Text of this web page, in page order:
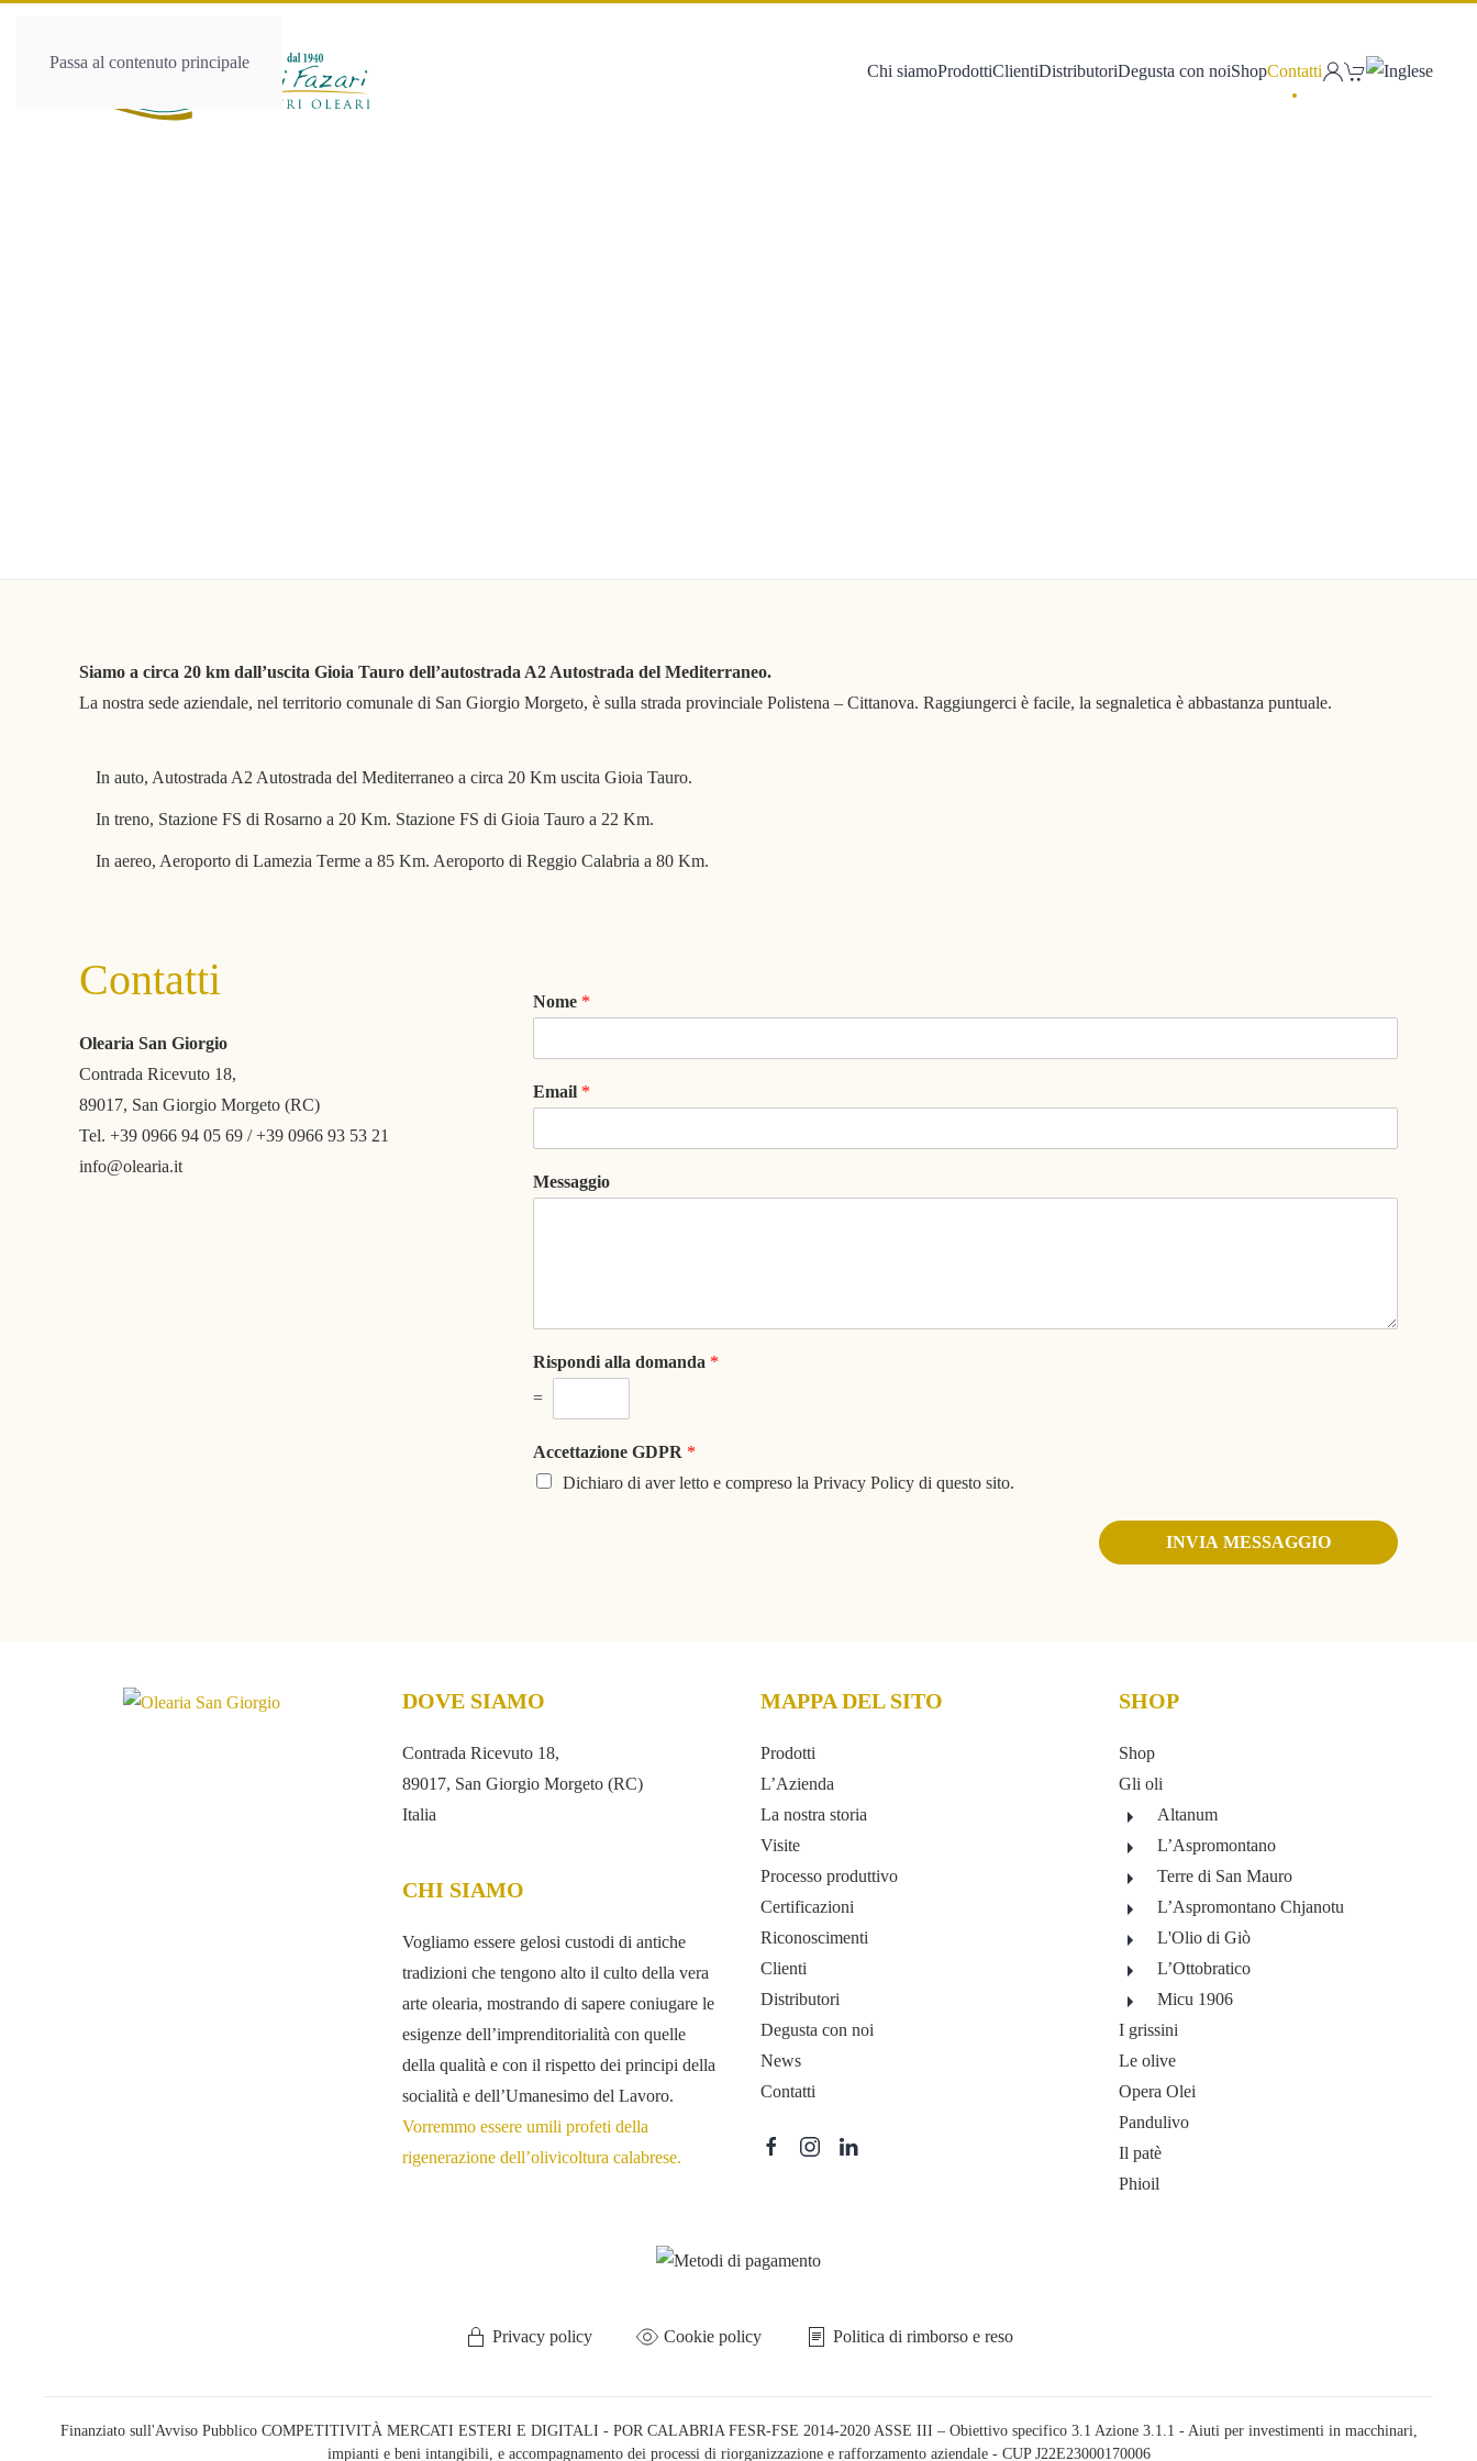
Passa al contenuto principale Chi siamoProdottiClientiDistributoriDegusta con noiShopContatti
Siamo a circa 20 km dall’uscita Gioia Tauro dell’autostrada A2 Autostrada del Mediterraneo.
La nostra sede aziendale, nel territorio comunale di San Giorgio Morgeto, è sulla strada provinciale Polistena – Cittanova. Raggiungerci è facile, la segnaletica è abbastanza puntuale.
In auto, Autostrada A2 Autostrada del Mediterraneo a circa 20 Km uscita Gioia Tauro.
In treno, Stazione FS di Rosarno a 20 Km. Stazione FS di Gioia Tauro a 22 Km.
In aereo, Aeroporto di Lamezia Terme a 85 Km. Aeroporto di Reggio Calabria a 80 Km.
Contatti
Olearia San Giorgio
Contrada Ricevuto 18,
89017, San Giorgio Morgeto (RC)
Tel. +39 0966 94 05 69 /+39 0966 93 53 21
info@olearia.it
Nome *
Email *
Messaggio
Rispondi alla domanda *
=
Accettazione GDPR *
Dichiaro di aver letto e compreso la Privacy Policy di questo sito.
INVIA MESSAGGIO
DOVE SIAMO
Contrada Ricevuto 18,
89017, San Giorgio Morgeto (RC)
Italia
CHI SIAMO
Vogliamo essere gelosi custodi di antiche
tradizioni che tengono alto il culto della vera
arte olearia, mostrando di sapere coniugare le
esigenze dell’imprenditorialità con quelle
della qualità e con il rispetto dei principi della
socialità e dell’Umanesimo del Lavoro.
Vorremmo essere umili profeti della
rigenerazione dell’olivicoltura calabrese.
MAPPA DEL SITO
Prodotti
L’Azienda
La nostra storia
Visite
Processo produttivo
Certificazioni
Riconoscimenti
Clienti
Distributori
Degusta con noi
News
Contatti
SHOP
Shop
Gli oli
Altanum
L’Aspromontano
Terre di San Mauro
L’Aspromontano Chjanotu
L'Olio di Giò
L’Ottobratico
Micu 1906
I grissini
Le olive
Opera Olei
Pandulivo
Il patè
Phioil
Privacy policy Cookie policy Politica di rimborso e reso
Finanziato sull'Avviso Pubblico COMPETITIVITÀ MERCATI ESTERI E DIGITALI - POR CALABRIA FESR-FSE 2014-2020 ASSE III – Obiettivo specifico 3.1 Azione 3.1.1 - Aiuti per investimenti in macchinari,
impianti e beni intangibili, e accompagnamento dei processi di riorganizzazione e rafforzamento aziendale - CUP J22E23000170006